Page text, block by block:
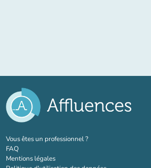
Vous êtes un professionnel ?(nouvel onglet)
FAQ
Mentions légales